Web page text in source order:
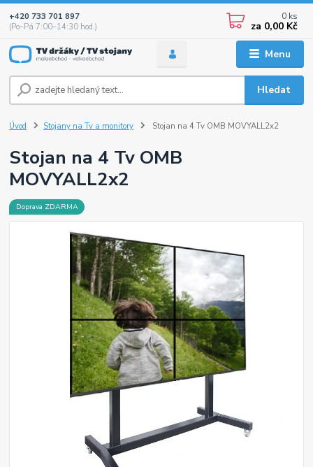
Menu
Hledat
+420 733 701 897
(Po–Pá 7:00–14:30 hod.)
0 ks
za 0,00 Kč
Úvod Stojany na Tv a monitory Stojan na 4 Tv OMB MOVYALL2x2
Stojan na 4 Tv OMB
MOVYALL2x2
Doprava ZDARMA